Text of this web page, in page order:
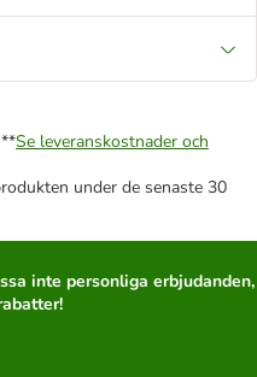
Se leveranskostnader och
under de senaste 30
inte personliga erbjudanden,